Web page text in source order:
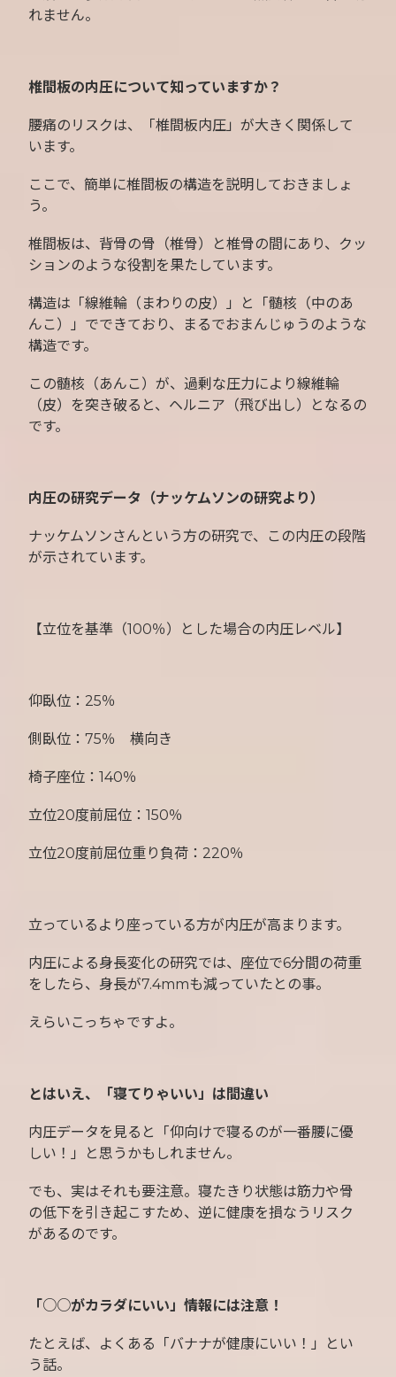
れません。
椎間板の内圧について知っていますか？
腰痛のリスクは、「椎間板内圧」が大きく関係して
います。
ここで、簡単に椎間板の構造を説明しておきましょ
う。
椎間板は、背骨の骨（椎骨）と椎骨の間にあり、クッ
ションのような役割を果たしています。
構造は「線維輪（まわりの皮）」と「髄核（中のあ
んこ）」でできており、まるでおまんじゅうのような
構造です。
この髄核（あんこ）が、過剰な圧力により線維輪
（皮）を突き破ると、ヘルニア（飛び出し）となるの
です。
内圧の研究データ（ナッケムソンの研究より）
ナッケムソンさんという方の研究で、この内圧の段階
が示されています。
【立位を基準（100％）とした場合の内圧レベル】
仰臥位：25％
側臥位：75％ 横向き
椅子座位：140％
立位20度前屈位：150％
立位20度前屈位重り負荷：220％
立っているより座っている方が内圧が高まります。
内圧による身長変化の研究では、座位で6分間の荷重
をしたら、身長が7.4mmも減っていたとの事。
えらいこっちゃですよ。
とはいえ、「寝てりゃいい」は間違い
内圧データを見ると「仰向けで寝るのが一番腰に優
しい！」と思うかもしれません。
でも、実はそれも要注意。寝たきり状態は筋力や骨
の低下を引き起こすため、逆に健康を損なうリスク
があるのです。
「○○がカラダにいい」情報には注意！
たとえば、よくある「バナナが健康にいい！」とい
う話。